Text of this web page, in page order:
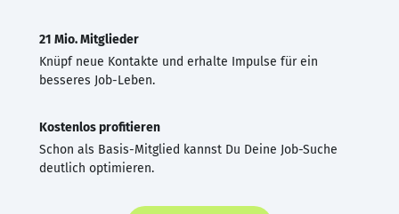
21 Mio. Mitglieder
Knüpf neue Kontakte und erhalte Impulse für ein
besseres Job-Leben.
Kostenlos profitieren
Schon als Basis-Mitglied kannst Du Deine Job-Suche
deutlich optimieren.